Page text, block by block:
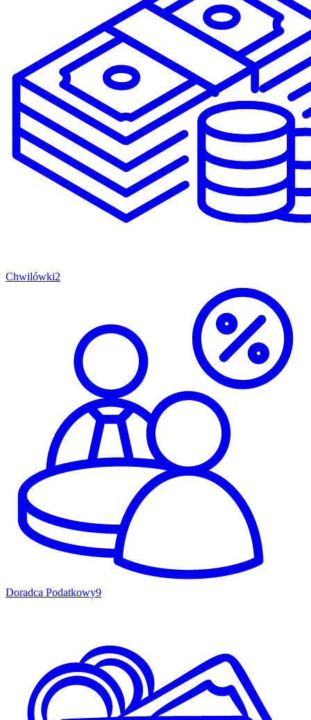
Chwilówki2
Doradca Podatkowy9